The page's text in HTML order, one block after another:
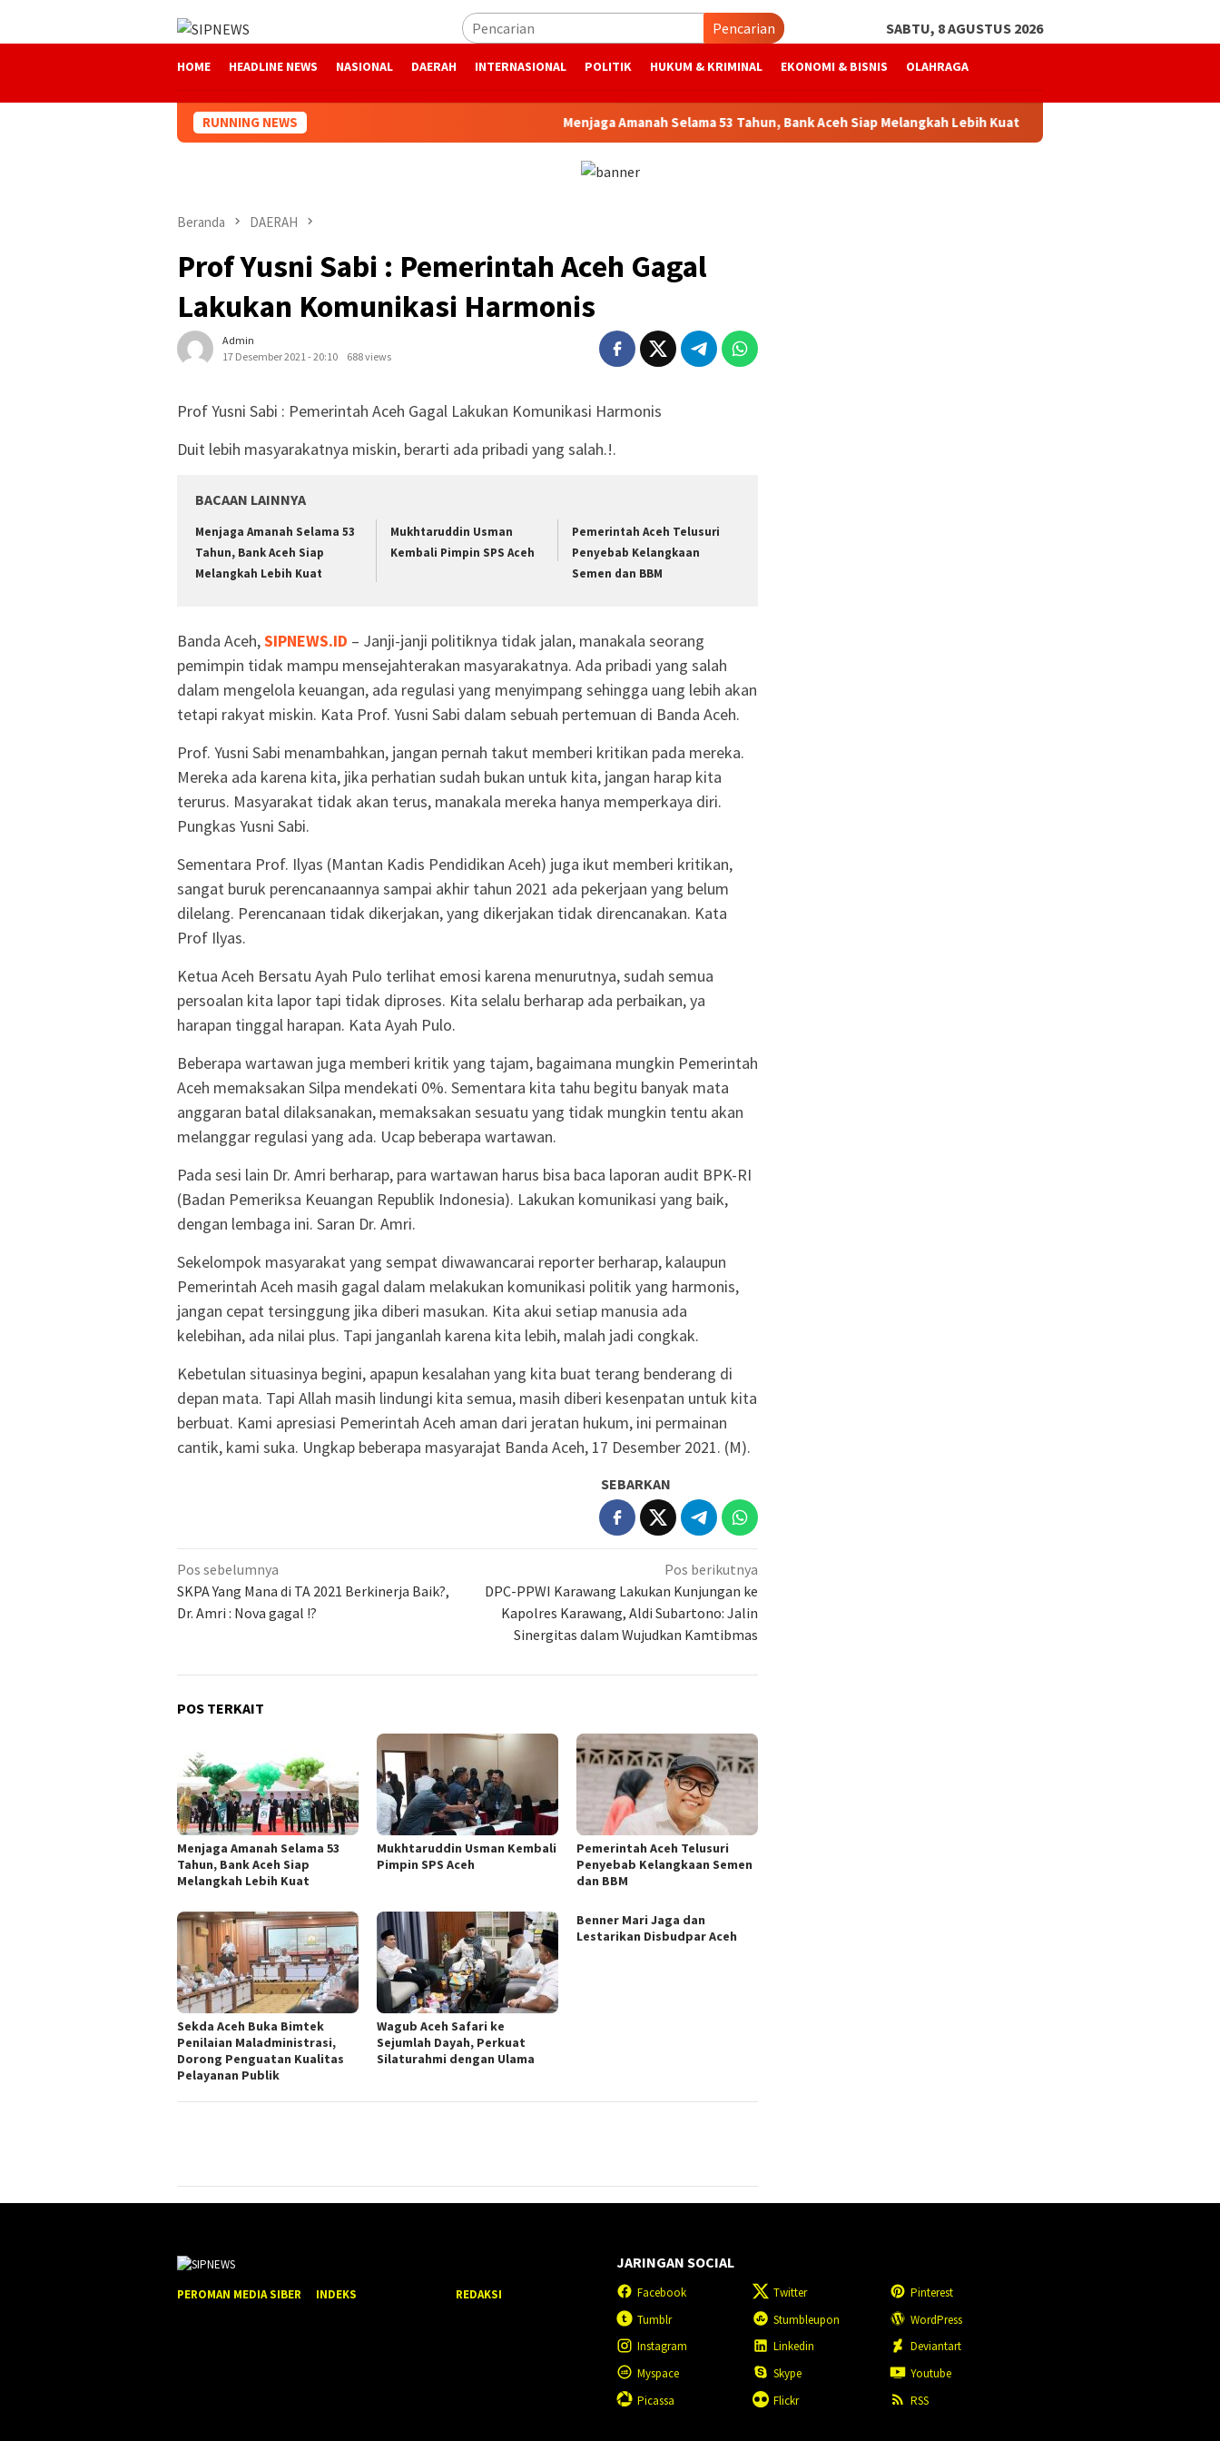
Pencarian SABTU, 8 AGUSTUS 2026
HOME HEADLINE NEWS NASIONAL DAERAH INTERNASIONAL POLITIK HUKUM & KRIMINAL EKONOMI & BISNIS OLAHRAGA
RUNNING NEWS Menjaga Amanah Selama 53 Tahun, Bank Aceh Siap Melangkah Lebih Kuat Mukhtaruddin Usman Kembali
Beranda DAERAH
Prof Yusni Sabi : Pemerintah Aceh Gagal
Lakukan Komunikasi Harmonis
Admin
17 Desember 2021 - 20:10
688 views
Prof Yusni Sabi : Pemerintah Aceh Gagal Lakukan Komunikasi Harmonis
Duit lebih masyarakatnya miskin, berarti ada pribadi yang salah.!.
BACAAN LAINNYA
Menjaga Amanah Selama 53
Tahun, Bank Aceh Siap
Melangkah Lebih Kuat
Mukhtaruddin Usman
Kembali Pimpin SPS Aceh
Pemerintah Aceh Telusuri
Penyebab Kelangkaan
Semen dan BBM
Banda Aceh,SIPNEWS.ID – Janji-janji politiknya tidak jalan, manakala seorang
pemimpin tidak mampu mensejahterakan masyarakatnya. Ada pribadi yang salah
dalam mengelola keuangan, ada regulasi yang menyimpang sehingga uang lebih akan
tetapi rakyat miskin. Kata Prof. Yusni Sabi dalam sebuah pertemuan di Banda Aceh.
Prof. Yusni Sabi menambahkan, jangan pernah takut memberi kritikan pada mereka.
Mereka ada karena kita, jika perhatian sudah bukan untuk kita, jangan harap kita
terurus. Masyarakat tidak akan terus, manakala mereka hanya memperkaya diri.
Pungkas Yusni Sabi.
Sementara Prof. Ilyas (Mantan Kadis Pendidikan Aceh) juga ikut memberi kritikan,
sangat buruk perencanaannya sampai akhir tahun 2021 ada pekerjaan yang belum
dilelang. Perencanaan tidak dikerjakan, yang dikerjakan tidak direncanakan. Kata
Prof Ilyas.
Ketua Aceh Bersatu Ayah Pulo terlihat emosi karena menurutnya, sudah semua
persoalan kita lapor tapi tidak diproses. Kita selalu berharap ada perbaikan, ya
harapan tinggal harapan. Kata Ayah Pulo.
Beberapa wartawan juga memberi kritik yang tajam, bagaimana mungkin Pemerintah
Aceh memaksakan Silpa mendekati 0%. Sementara kita tahu begitu banyak mata
anggaran batal dilaksanakan, memaksakan sesuatu yang tidak mungkin tentu akan
melanggar regulasi yang ada. Ucap beberapa wartawan.
Pada sesi lain Dr. Amri berharap, para wartawan harus bisa baca laporan audit BPK-RI
(Badan Pemeriksa Keuangan Republik Indonesia). Lakukan komunikasi yang baik,
dengan lembaga ini. Saran Dr. Amri.
Sekelompok masyarakat yang sempat diwawancarai reporter berharap, kalaupun
Pemerintah Aceh masih gagal dalam melakukan komunikasi politik yang harmonis,
jangan cepat tersinggung jika diberi masukan. Kita akui setiap manusia ada
kelebihan, ada nilai plus. Tapi janganlah karena kita lebih, malah jadi congkak.
Kebetulan situasinya begini, apapun kesalahan yang kita buat terang benderang di
depan mata. Tapi Allah masih lindungi kita semua, masih diberi kesenpatan untuk kita
berbuat. Kami apresiasi Pemerintah Aceh aman dari jeratan hukum, ini permainan
cantik, kami suka. Ungkap beberapa masyarajat Banda Aceh, 17 Desember 2021. (M).
SEBARKAN
Navigasi
pos
Pos sebelumnya
SKPA Yang Mana di TA 2021 Berkinerja Baik?,
Dr. Amri : Nova gagal !?
Pos berikutnya
DPC-PPWI Karawang Lakukan Kunjungan ke
Kapolres Karawang, Aldi Subartono: Jalin
Sinergitas dalam Wujudkan Kamtibmas
POS TERKAIT
Menjaga Amanah Selama 53
Tahun, Bank Aceh Siap
Melangkah Lebih Kuat
Mukhtaruddin Usman Kembali
Pimpin SPS Aceh
Pemerintah Aceh Telusuri
Penyebab Kelangkaan Semen
dan BBM
Sekda Aceh Buka Bimtek
Penilaian Maladministrasi,
Dorong Penguatan Kualitas
Pelayanan Publik
Wagub Aceh Safari ke
Sejumlah Dayah, Perkuat
Silaturahmi dengan Ulama
Benner Mari Jaga dan
Lestarikan Disbudpar Aceh
PEROMAN MEDIA SIBER INDEKS REDAKSI
JARINGAN SOCIAL
Facebook Twitter
Pinterest
Tumblr
Stumbleupon
WordPress
Instagram
Linkedin
Deviantart
Myspace
Skype
Youtube
Picassa
Flickr RSS